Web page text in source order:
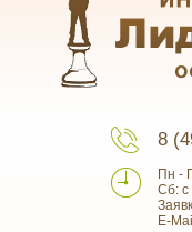
8
Пн -
Сб: с
E-